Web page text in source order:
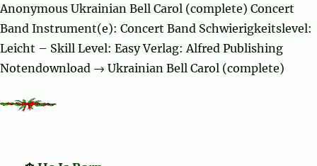
Anonymous Ukrainian Bell Carol (complete) Concert
Band Instrument(e): Concert Band Schwierigkeitslevel:
Leicht – Skill Level: Easy Verlag: Alfred Publishing
Notendownload → Ukrainian Bell Carol (complete)